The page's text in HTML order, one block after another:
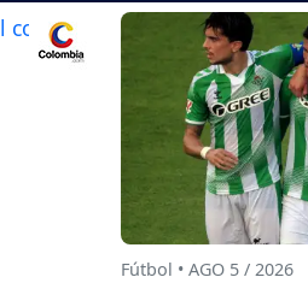
Fútbol • AGO 5 / 2026